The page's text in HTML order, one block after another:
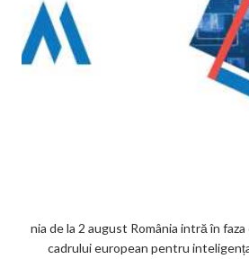
nia de la 2 august România intră în
cadrului european pentru